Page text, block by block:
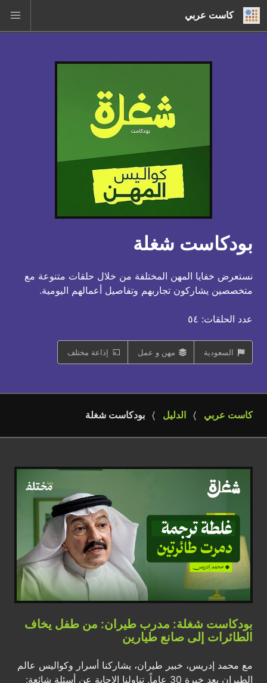
كاست عربي
بودكاست شغلة
نستعرض خفايا المهن المختلفة من خلال حلقات متنوعة مع
متخصصين يشاركون تجاربهم وتفاصيل أعمالهم اليومية.
عدد الحلقات: ٥٤
السعودية مهن و عمل إذاعة مختلف
كاست عربي الدليل بودكاست شغلة
بودكاست شغلة: مدرب طيران: من طفل يخاف
الطائرات إلى صانع طيارين
مع محمد إدريس، خبير طيران، يشاركنا أسرار وكواليس عالم
الطيران بعد خبرة 30 عاماً. تناولنا الإجابة عن أسئلة شائعة: